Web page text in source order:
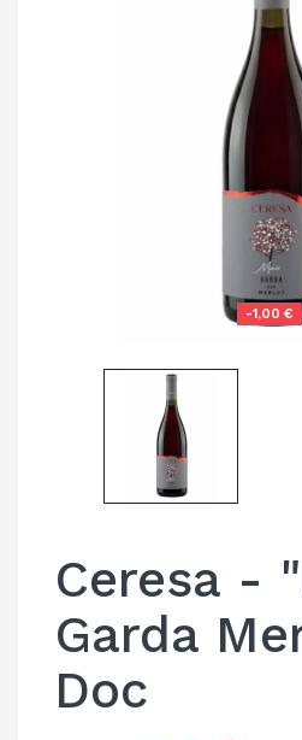
-1,00 €
Ceresa -
Garda
Doc